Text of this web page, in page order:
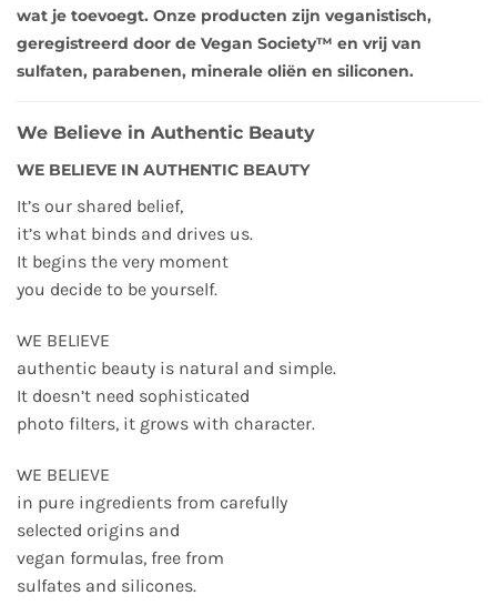
wat je toevoegt. Onze producten zijn veganistisch,
geregistreerd door de Vegan Society™ en vrij van
sulfaten, parabenen, minerale oliën en siliconen.
We Believe in Authentic Beauty
WE BELIEVE IN AUTHENTIC BEAUTY
It’s our shared belief,
it’s what binds and drives us.
It begins the very moment
you decide to be yourself.
WE BELIEVE
authentic beauty is natural and simple.
It doesn’t need sophisticated
photo filters, it grows with character.
WE BELIEVE
in pure ingredients from carefully
selected origins and
vegan formulas, free from
sulfates and silicones.